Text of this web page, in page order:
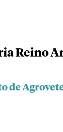
Reino
de